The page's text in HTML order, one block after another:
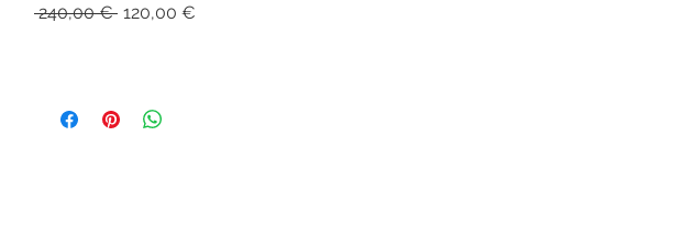
240,00 € Prezzo
120,00 €